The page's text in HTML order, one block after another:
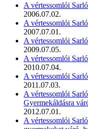
A vértessomlói
2006.07.02.
A vértessomlói
2007.07.01.
A vértessomlói
2009.07.05.
A vértessomlói
2010.07.04.
A vértessomlói
2011.07.03.
A vértessomlói
Gyermekáldásra
2012.07.01.
A vértessomlói